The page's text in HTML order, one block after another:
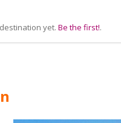
yet. Be the first!.